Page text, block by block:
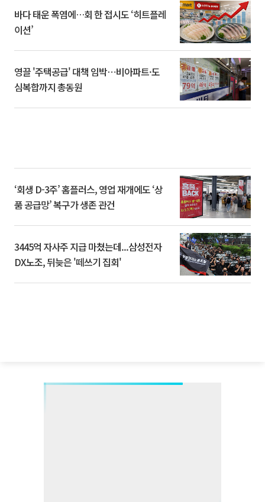
바다 태운 폭염에…회 한 접시도 ‘히트플레
이션’
영끌 '주택공급' 대책 임박⋯비아파트·도
심복합까지 총동원
‘회생 D-3주’ 홈플러스, 영업 재개에도 ‘상
품 공급망’ 복구가 생존 관건
3445억 자사주 지급 마쳤는데...삼성전자
DX노조, 뒤늦은 '떼쓰기 집회'